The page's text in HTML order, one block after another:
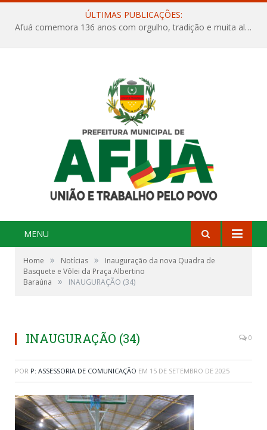
ÚLTIMAS PUBLICAÇÕES:
Afuá comemora 136 anos com orgulho, tradição e muita alegria na Quadra Dr. Nelson Salomão
MENU
Home » Notícias »
Inauguração da nova Quadra de
Basquete e Vôlei da Praça Albertino
Baraúna
» INAUGURAÇÃO (34)
INAUGURAÇÃO (34) 0
POR P: ASSESSORIA DE COMUNICAÇÃO EM 15 DE SETEMBRO DE 2025